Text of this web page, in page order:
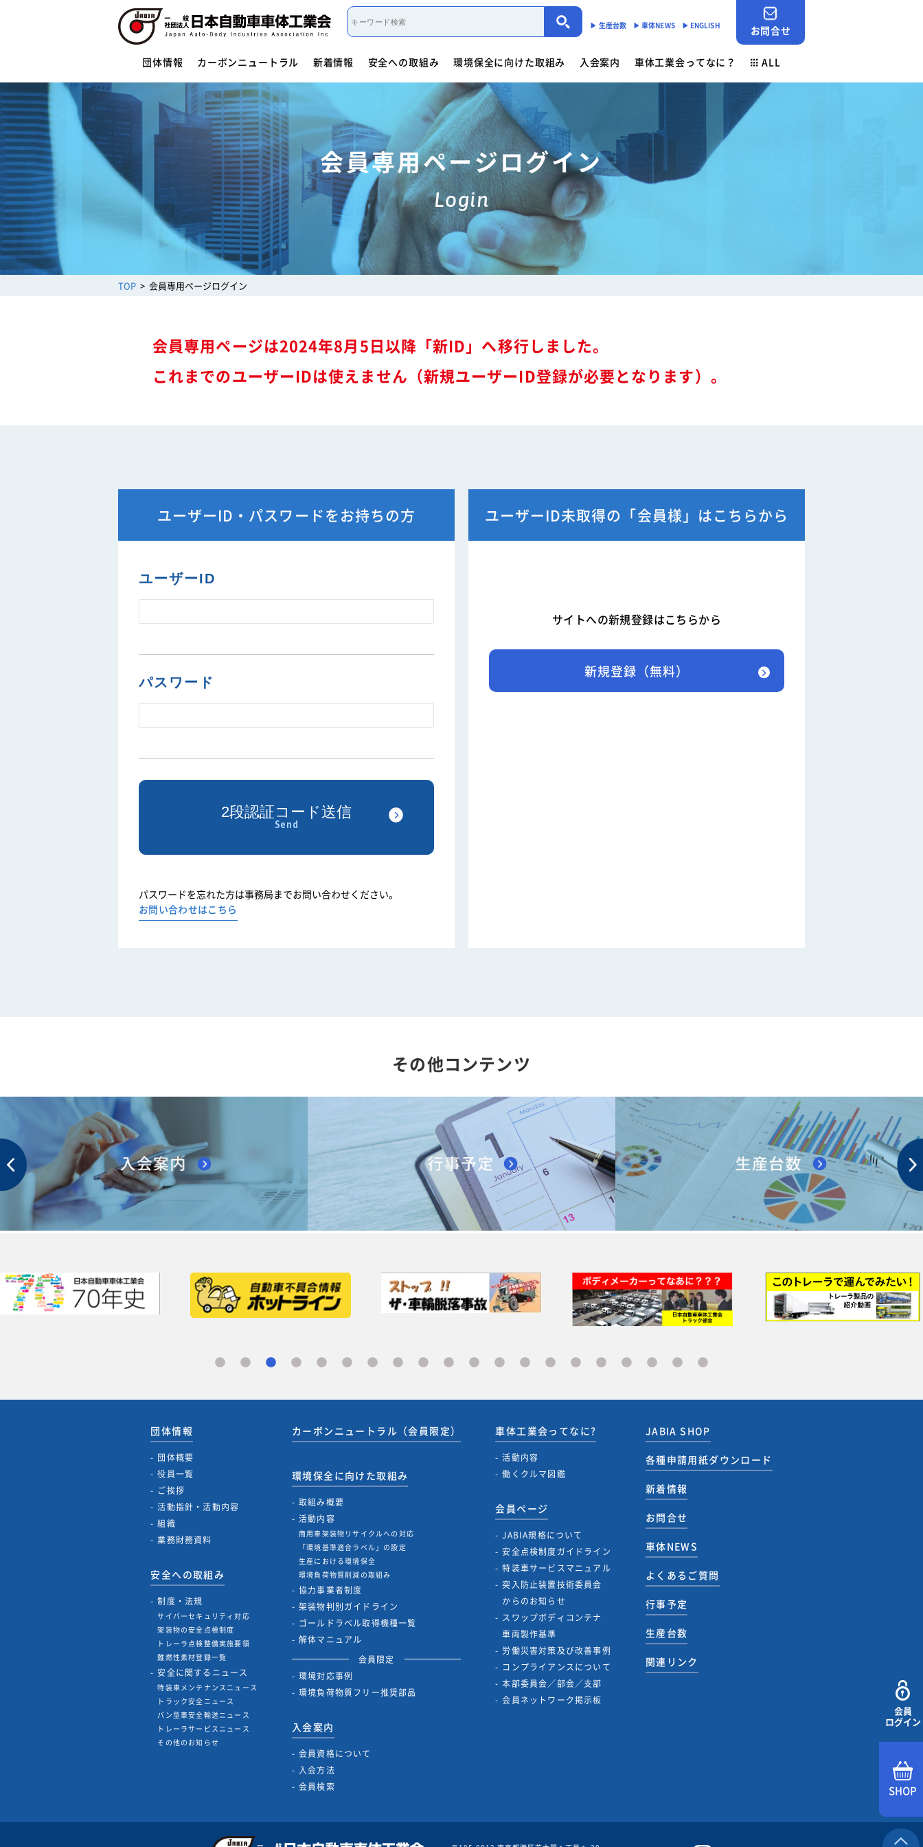
▶︎ 生産台数 ▶︎ 車体NEWS ▶︎ ENGLISH お問合せ
団体情報
団体概要 役員一覧
活動指針・活動内容
組織 業務財務資料
カーボンニュートラル 新着情報 安全への取組み
- サイバーセキュリティー対応
- 架装物の安全点検制度
- トレーラ点検整備実施要領
- 難燃物性素材登録一覧
安全に関するニュース
- 特装車メンテナンスニュース
- トラック安全ニュース
- バン型車安全輸送ニュース
- トレーラサービスニュース
- その他のお知らせ
環境保全に向けた取組み
協力事業者制度
活動内容
- 商用車架装物リサイクルへの対応
- 「環境基準適合ラベル」の設定
- 生産における環境保全
- 環境負荷物質削減の取組み
解体マニュアル一覧 架装物判別ガイドライン ゴールドラベル取得機種一覧
会員限定 環境対応事例 環境負荷物質フリー推奨部品
入会案内
会員資格について 入会方法 会員検索
車体工業会ってなに？
活動内容 働くクルマ図鑑
ALL
団体情報
団体概要
役員一覧
ご挨拶
活動指針・活動内容
業務財務資料
安全への取組み
制度・法規
サイバーセキュリティー対応
架装物の安全点検制度
特装車メンテナンスニュース
バン型車安全輸送ニュース
カーボンニュートラル（会員限定）
環境保全に向けた取組み
取組み概要
活動内容
商用車架装物リサイクルへの対応
「環境基準適合ラベル」の設定
生産における環境保全
環境負荷物質削減の取組み
協力事業者制度
架装物判別ガイドライン
環境対応事例
環境負荷物質フリー推奨部品
入会案内
会員資格について
入会方法
会員検索
車体工業会ってなに?
活動内容
働くクルマ図鑑
会員ページ
からのお知らせ
車両製作基準
各種申請用紙ダウンロード
お問合せ
会員専用ページログイン
Login
TOP 会員専用ページログイン
会員専用ページは2024年8月5日以降「新ID」へ移行しました。
これまでのユーザーIDは使えません（新規ユーザーID登録が必要となります）。
ユーザーID・パスワードをお持ちの方
ユーザーID
パスワード
パスワードを忘れた方は事務局までお問い合わせください。
お問い合わせはこちら
ユーザーID未取得の「会員様」はこちらから
サイトへの新規登録はこちらから
新規登録（無料）
会員
ログイン
SHOP
その他コンテンツ
団体情報
団体概要
役員一覧
ご挨拶
活動指針・活動内容
組織
業務財務資料
安全への取組み
制度・法規
サイバーセキュリティ対応
架装物の安全点検制度
トレーラ点検整備実施要領
難燃性素材登録一覧
安全に関するニュース
特装車メンテナンスニュース
トラック安全ニュース
バン型車安全輸送ニュース
トレーラサービスニュース
その他のお知らせ
カーボンニュートラル（会員限定）
環境保全に向けた取組み
取組み概要
活動内容
商用車架装物リサイクルへの対応
「環境基準適合ラベル」の設定
生産における環境保全
環境負荷物質削減の取組み
協力事業者制度
架装物判別ガイドライン
ゴールドラベル取得機種一覧
解体マニュアル
会員限定
環境対応事例
環境負荷物質フリー推奨部品
入会案内
会員資格について
入会方法
会員検索
車体工業会ってなに?
活動内容
働くクルマ図鑑
会員ページ
JABIA規格について
安全点検制度ガイドライン
特装車サービスマニュアル
突入防止装置技術委員会
からのお知らせ
スワップボディコンテナ
車両製作基準
労働災害対策及び改善事例
コンプライアンスについて
本部委員会／部会／支部
会員ネットワーク掲示板
JABIA SHOP
各種申請用紙ダウンロード
新着情報
お問合せ
車体NEWS
よくあるご質問
行事予定
生産台数
関連リンク